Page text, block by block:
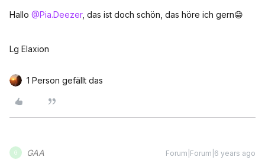
Hallo @Pia.Deezer, das ist doch schön, das höre ich gern😁
Lg Elaxion
1 Person gefällt das
G GAA Forum|Forum|6 years ago